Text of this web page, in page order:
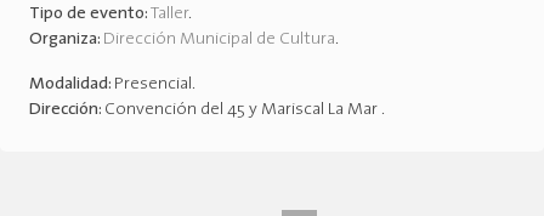
Tipo de evento: Taller.
Organiza: Dirección Municipal de Cultura.
Modalidad: Presencial.
Dirección: Convención del 45 y Mariscal La Mar .